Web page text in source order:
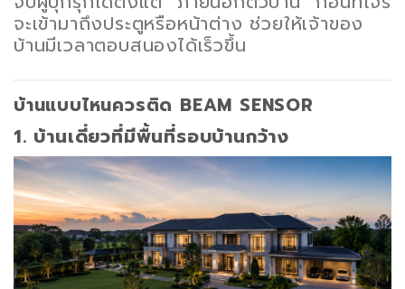
จะเข้ามาถึงประตูหรือหน้าต่าง ช่วยให้เจ้าของ
บ้านมีเวลาตอบสนองได้เร็วขึ้น
บ้านแบบไหนควรติด BEAM SENSOR
1. บ้านเดี่ยวที่มีพื้นที่รอบบ้านกว้าง